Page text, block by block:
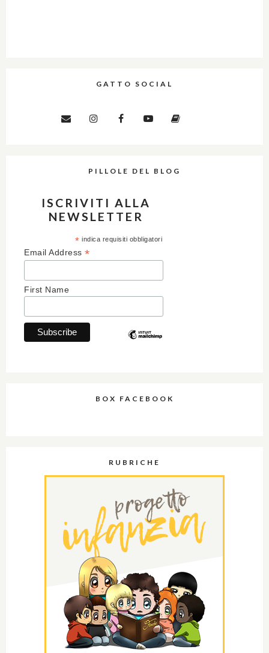
GATTO SOCIAL
PILLOLE DEL BLOG
ISCRIVITI ALLA
NEWSLETTER
* indica requisiti obbligatori
Email Address *
First Name
BOX FACEBOOK
RUBRICHE